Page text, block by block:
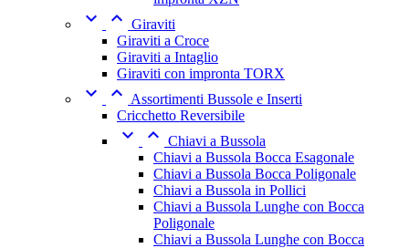
  Giraviti
Giraviti a Croce
Giraviti a Intaglio
Giraviti con impronta TORX
  Assortimenti Bussole e Inserti
Cricchetto Reversibile
  Chiavi a Bussola
Chiavi a Bussola Bocca Esagonale
Chiavi a Bussola Bocca Poligonale
Chiavi a Bussola in Pollici
Chiavi a Bussola Lunghe con Bocca
Poligonale
Chiavi a Bussola Lunghe con Bocca